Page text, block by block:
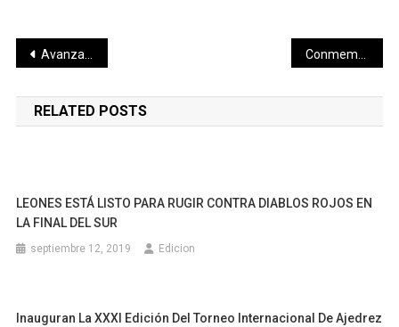
Navegación
de
entradas
Avanza obra estratégica del Puerto de Altura de Progreso
RELATED POSTS
LEONES ESTÁ LISTO PARA RUGIR CONTRA DIABLOS ROJOS EN
LA FINAL DEL SUR
septiembre 12, 2019 Edicion
Inauguran La XXXI Edición Del Torneo Internacional De Ajedrez